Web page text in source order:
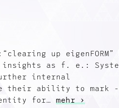
up
insights as f. e.:
internal
their ability to mark
for… mehr ›